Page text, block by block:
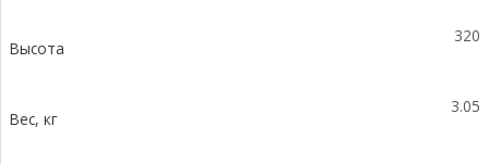
пластиковой,
Высота
320
Вес, кг
3.05